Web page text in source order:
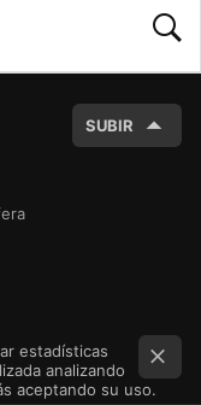
SUBIR
estadísticas
analizando
aceptando su uso.